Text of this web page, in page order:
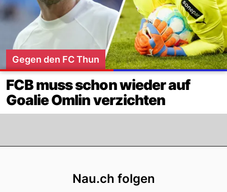
Gegen den FC Thun
FCB muss schon wieder auf
Goalie Omlin verzichten
Nau.ch folgen